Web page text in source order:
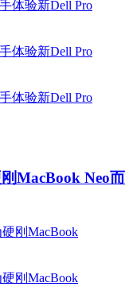
MacBook Neo而